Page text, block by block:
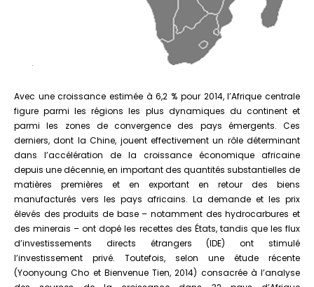
Avec une croissance estimée à 6,2 % pour 2014, l’Afrique centrale
figure parmi les régions les plus dynamiques du continent et
parmi les zones de convergence des pays émergents. Ces
derniers, dont la Chine, jouent effectivement un rôle déterminant
dans l’accélération de la croissance économique africaine
depuis une décennie, en important des quantités substantielles de
matières premières et en exportant en retour des biens
manufacturés vers les pays africains. La demande et les prix
élevés des produits de base – notamment des hydrocarbures et
des minerais – ont dopé les recettes des États, tandis que les flux
d’investissements directs étrangers (IDE) ont stimulé
l’investissement privé. Toutefois, selon une étude récente
(Yoonyoung Cho et Bienvenue Tien, 2014) consacrée à l’analyse